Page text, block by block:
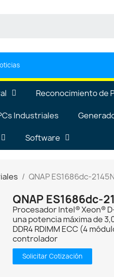
Reconocimiento de
Industriales
Software
QNAP ES1686dc-
QNAP ES1686dc-
Procesador Intel® Xeon®
una potencia máxima de
DDR4 RDIMM ECC (4
controlador
Solicitar Cotización